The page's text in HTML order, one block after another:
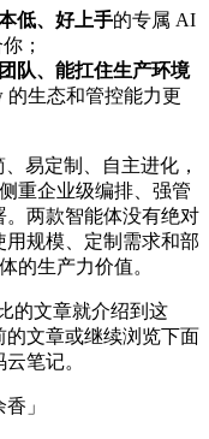
低、好上手的专属 AI
；
队、能扛住生产环境
的生态和管控能力更
易定制、自主进化，
重企业级编排、强管
两款智能体没有绝对
规模、定制需求和部
的生产力价值。
的文章就介绍到这
的文章或继续浏览下面
笔记。
」